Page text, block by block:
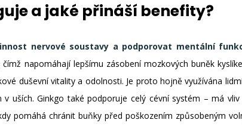
a jaké přináší benefity?
nervové soustavy a podporovat mentální
čímž napomáhají lepšímu zásobení mozkových buněk
duševní vitality a odolnosti. Je proto hojně využívána
uších. Ginkgo také podporuje celý cévní systém – má
pomáhá chránit buňky před poškozením způsobeným